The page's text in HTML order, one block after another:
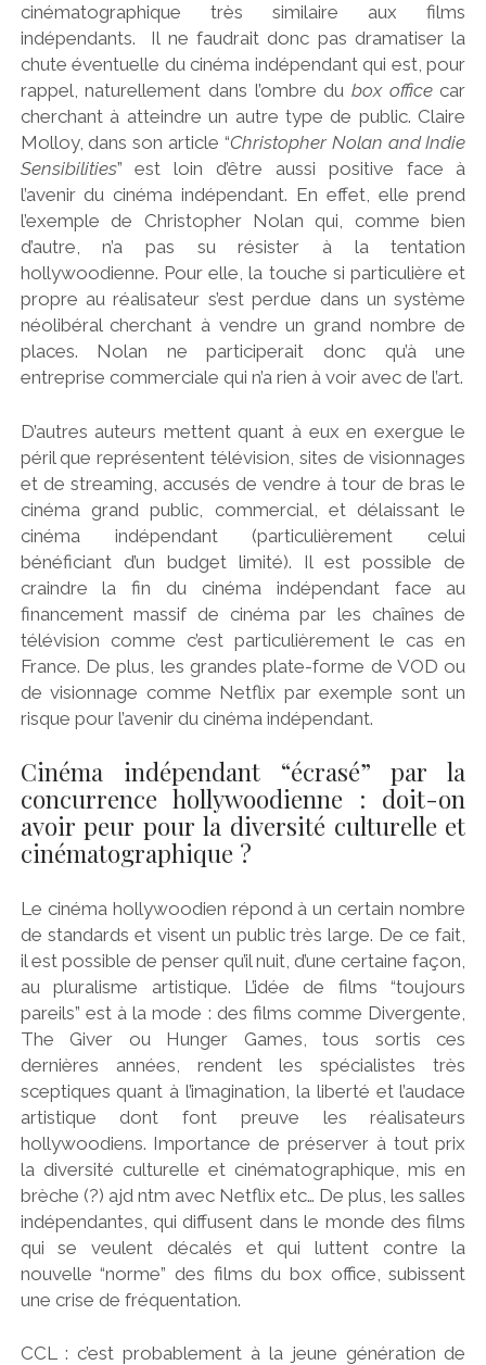
cinématographique très similaire aux films
indépendants. Il ne faudrait donc pas dramatiser la
chute éventuelle du cinéma indépendant qui est, pour
rappel, naturellement dans l’ombre dubox officecar
cherchant à atteindre un autre type de public. Claire
Molloy, dans son article “Christopher Nolan and Indie
Sensibilities” est loin d’être aussi positive face à
l’avenir du cinéma indépendant. En effet, elle prend
l’exemple de Christopher Nolan qui, comme bien
d’autre, n’a pas su résister à la tentation
hollywoodienne. Pour elle, la touche si particulière et
propre au réalisateur s’est perdue dans un système
néolibéral cherchant à vendre un grand nombre de
places. Nolan ne participerait donc qu’à une
entreprise commerciale qui n’a rien à voir avec de l’art.
D’autres auteurs mettent quant à eux en exergue le
péril que représentent télévision, sites de visionnages
et de streaming, accusés de vendre à tour de bras le
cinéma grand public, commercial, et délaissant le
cinéma indépendant (particulièrement celui
bénéficiant d’un budget limité). Il est possible de
craindre la fin du cinéma indépendant face au
financement massif de cinéma par les chaînes de
télévision comme c’est particulièrement le cas en
France. De plus, les grandes plate-forme de VOD ou
de visionnage comme Netflix par exemple sont un
risque pour l’avenir du cinéma indépendant.
Cinéma indépendant “écrasé” par la
concurrence hollywoodienne : doit-on
avoir peur pour la diversité culturelle et
cinématographique ?
Le cinéma hollywoodien répond à un certain nombre
de standards et visent un public très large. De ce fait,
il est possible de penser qu’il nuit, d’une certaine façon,
au pluralisme artistique. L’idée de films “toujours
pareils” est à la mode : des films comme Divergente,
The Giver ou Hunger Games, tous sortis ces
dernières années, rendent les spécialistes très
sceptiques quant à l’imagination, la liberté et l’audace
artistique dont font preuve les réalisateurs
hollywoodiens. Importance de préserver à tout prix
la diversité culturelle et cinématographique, mis en
brèche (?) ajd ntm avec Netflix etc… De plus, les salles
indépendantes, qui diffusent dans le monde des films
qui se veulent décalés et qui luttent contre la
nouvelle “norme” des films du box office, subissent
une crise de fréquentation.
CCL : c’est probablement à la jeune génération de